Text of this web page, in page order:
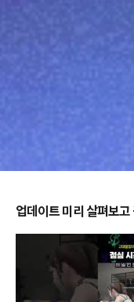
업데이트 미리 살펴보